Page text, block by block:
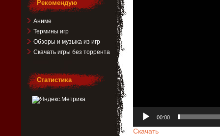
00:00
Скачать
Рекомендую
Аниме
Термины игр
Обзоры и музыка из игр
Скачать игры без торрента
Статистика